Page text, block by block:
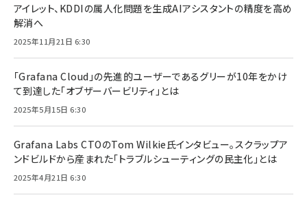
アイレット、KDDIの属人化問題を生成AIアシスタントの精度を高め
解消へ
2025年11月21日 6:30
「Grafana Cloud」の先進的ユーザーであるグリーが10年をかけ
て到達した「オブザーバービリティ」とは
2025年5月15日 6:30
Grafana Labs CTOのTom Wilkie氏インタビュー。スクラップア
ンドビルドから産まれた「トラブルシューティングの民主化」とは
2025年4月21日 6:30